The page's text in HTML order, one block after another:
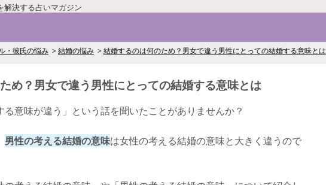
解決する占いマガジン
・彼氏の悩み 結婚の悩み 結婚するのは何のため？男女で違う男性にとっての結婚する意味とは
め？男女で違う男性にとっての結婚する意味とは
る意味が違う」という話を聞いたことがありませんか？
男性の考える結婚の意味は女性の考える結婚の意味と大きく違うので